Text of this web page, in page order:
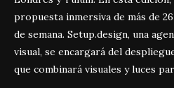
propuesta inmersiva de más de
de semana. Setup.design, una
visual, se encargará del
que combinará visuales y luces